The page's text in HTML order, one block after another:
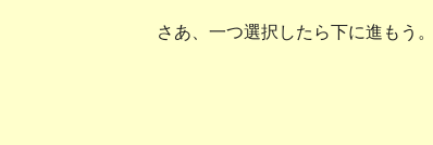
さあ、一つ選択したら下に進もう。